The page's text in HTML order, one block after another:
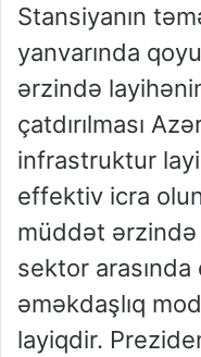
Stansiyanın
yanvarında
ərzində
çatdırılması
infrastruktur
effektiv icra
müddət ərzində
sektor
əməkdaşlıq
layiqdir.